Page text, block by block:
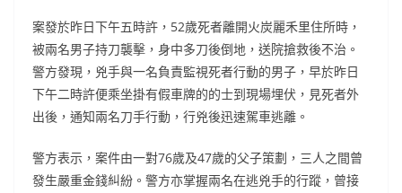
案發於昨日下午五時許，52歲死者離開火炭麗禾里住所時，
被兩名男子持刀襲擊，身中多刀後倒地，送院搶救後不治。
警方發現，兇手與一名負責監視死者行動的男子，早於昨日
下午二時許便乘坐掛有假車牌的的士到現場埋伏，見死者外
出後，通知兩名刀手行動，行兇後迅速駕車逃離。
警方表示，案件由一對76歲及47歲的父子策劃，三人之間曾
發生嚴重金錢糾紛。警方亦掌握兩名在逃兇手的行蹤，曾接